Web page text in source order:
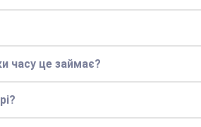
часу це займає?